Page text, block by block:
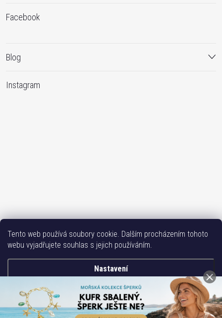
Tento web používá soubory cookie. Dalším procházením tohoto
webu vyjadřujete souhlas s jejich používáním.
Nastavení
Souhlasím
Facebook
Blog
Instagram
Vytvořil Shoptet
Copyright 2017-2026 Bižuterie TOP CZ. Všechna práva vyhrazena.